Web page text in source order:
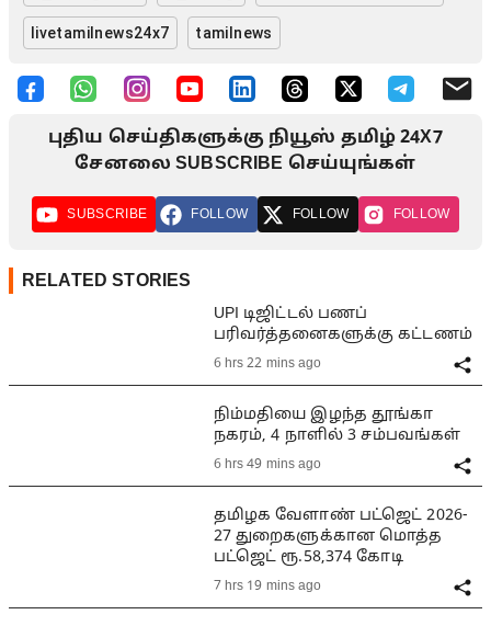
livetamilnews24x7 tamilnews
புதிய செய்திகளுக்கு நியூஸ் தமிழ் 24X7
சேனலை SUBSCRIBE செய்யுங்கள்
SUBSCRIBE FOLLOW FOLLOW FOLLOW
RELATED STORIES
UPI டிஜிட்டல் பணப்
பரிவர்த்தனைகளுக்கு கட்டணம்
6 hrs 22 mins ago
நிம்மதியை இழந்த தூங்கா
நகரம், 4 நாளில் 3 சம்பவங்கள்
6 hrs 49 mins ago
தமிழக வேளாண் பட்ஜெட் 2026-
27 துறைகளுக்கான மொத்த
பட்ஜெட் ரூ.58,374 கோடி
7 hrs 19 mins ago